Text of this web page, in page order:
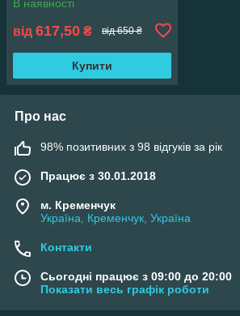
В наявності
від 617,50 ₴ від 650 ₴
Купити
Про нас
98% позитивних з 98 відгуків за рік
Працює з 30.01.2018
м. Кременчук
Україна, Кременчук, Україна
Контакти
Сьогодні працює з 09:00 до 20:00
Показати весь графік роботи